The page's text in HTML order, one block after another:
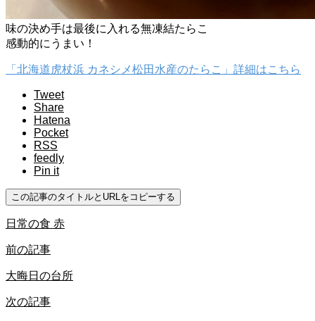
味の決め手は最後に入れる無凍結たらこ
感動的にうまい！
「北海道虎杖浜 カネシメ松田水産のたらこ」詳細はこちら
Tweet
Share
Hatena
Pocket
RSS
feedly
Pin it
この記事のタイトルとURLをコピーする
日常の食 赤
前の記事
大晦日の台所
次の記事